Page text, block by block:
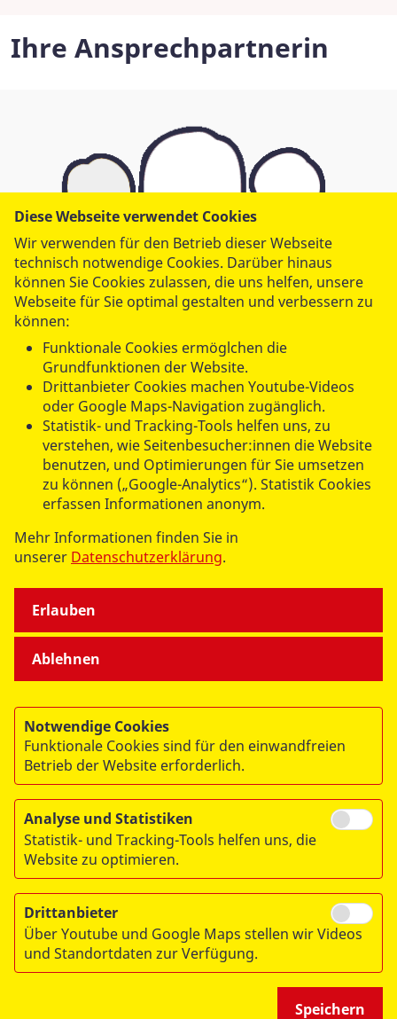
Ihre Ansprechpartnerin
Graciella Abati
Referatsleitung Personal
Tel.:030 21307-213
Fax: 030 21307-119
personal@asb-berlin.de
Am Köllnischen Park 1
© 2026 ASB Berlin
Impressum
Datenschutz
Sitemap
Links
Diese Webseite verwendet Cookies
Wir verwenden für den Betrieb dieser Webseite
technisch notwendige Cookies. Darüber hinaus
können Sie Cookies zulassen, die uns helfen, unsere
Webseite für Sie optimal gestalten und verbessern zu
können:
Funktionale Cookies ermöglchen die
Grundfunktionen der Website.
Drittanbieter Cookies machen Youtube-Videos
oder Google Maps-Navigation zugänglich.
Statistik- und Tracking-Tools helfen uns, zu
verstehen, wie Seitenbesucher:innen die Website
benutzen, und Optimierungen für Sie umsetzen
zu können („Google-Analytics“). Statistik Cookies
erfassen Informationen anonym.
Mehr Informationen finden Sie in
unserer Datenschutzerklärung.
Ablehnen
Erlauben
Notwendige Cookies
Funktionale Cookies sind für den einwandfreien
Betrieb der Website erforderlich.
Analyse und Statistiken
Statistik- und Tracking-Tools helfen uns, die
Website zu optimieren.
Drittanbieter
Über Youtube und Google Maps stellen wir Videos
und Standortdaten zur Verfügung.
Speichern